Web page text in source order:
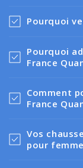
Pourquoi
Pourquoi
France
Comment
France
Vos
pour